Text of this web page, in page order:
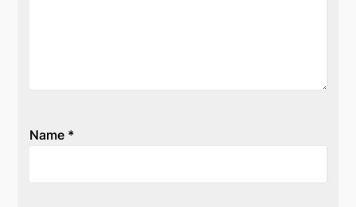
Name *